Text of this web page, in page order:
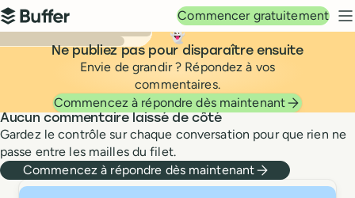
Navigation principale
Buffer
Commencer gratuitement
Community
👻
Ne publiez pas pour disparaître ensuite
Envie de grandir ? Répondez à vos
commentaires.
Commencez à répondre dès maintenant
Aucun commentaire laissé de côté
Gardez le contrôle sur chaque conversation pour que rien ne
passe entre les mailles du filet.
Commencez à répondre dès maintenant